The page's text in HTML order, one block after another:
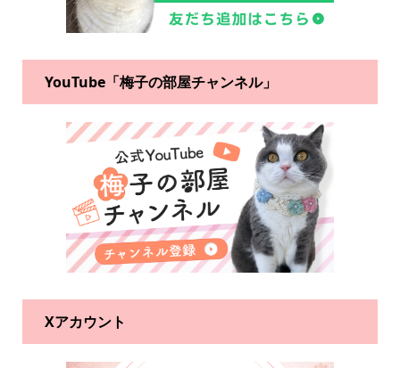
YouTube「梅子の部屋チャンネル」
Xアカウント